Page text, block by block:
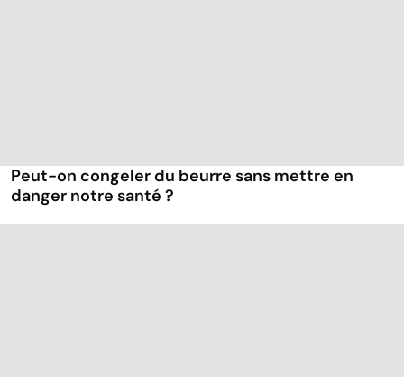
Peut-on congeler du beurre sans mettre en
danger notre santé ?